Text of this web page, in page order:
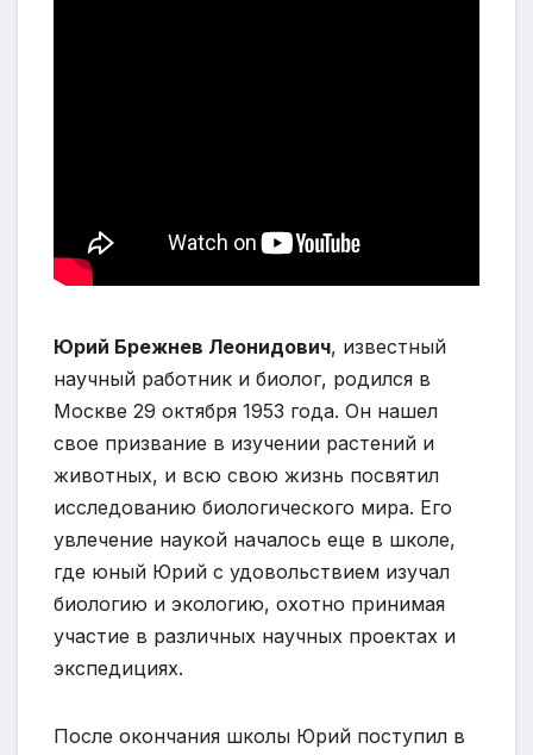
Юрий Брежнев Леонидович, известный
научный работник и биолог, родился в
Москве 29 октября 1953 года. Он нашел
свое призвание в изучении растений и
животных, и всю свою жизнь посвятил
исследованию биологического мира. Его
увлечение наукой началось еще в школе,
где юный Юрий с удовольствием изучал
биологию и экологию, охотно принимая
участие в различных научных проектах и
экспедициях.
После окончания школы Юрий поступил в